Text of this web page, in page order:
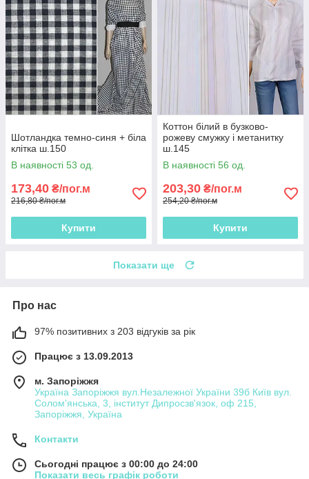
Шотландка темно-синя + біла
клітка ш.150
В наявності 53 од.
173,40 ₴/пог.м
216,80 ₴/пог.м
Купити
Коттон білий в бузково-
рожеву смужку і метанитку
ш.145
В наявності 56 од.
203,30 ₴/пог.м
254,20 ₴/пог.м
Купити
Показати ще
Про нас
97% позитивних з 203 відгуків за рік
Працює з 13.09.2013
м. Запоріжжя
Україна Запоріжжя вул.Незалежної України 39б Київ вул.
Солом'янська, 3, інститут Дипросзв'язок, оф 215,
Запоріжжя, Україна
Контакти
Сьогодні працює з 00:00 до 24:00
Показати весь графік роботи